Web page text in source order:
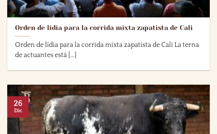
Orden de lidia para la corrida mixta zapatista de Cali
Orden de lidia para la corrida mixta zapatista de Cali La terna
de actuantes está [...]
26
Dic